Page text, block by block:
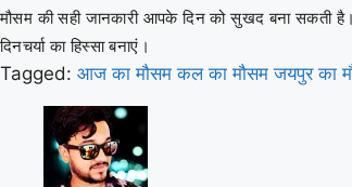
मौसम की सही जानकारी आपके दिन को सुखद बना सकती
दिनचर्या का हिस्सा बनाएं।
Tagged: आज का मौसम कल का मौसम जयपुर का